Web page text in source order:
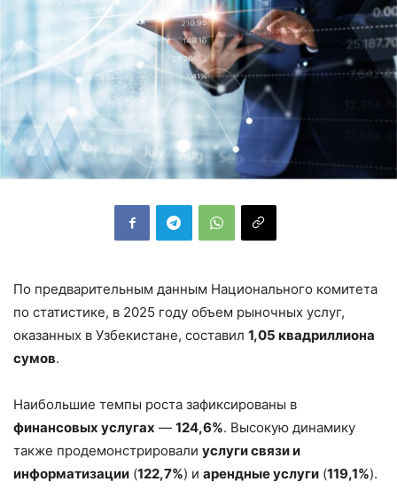
По предварительным данным Национального комитета
по статистике, в 2025 году объем рыночных услуг,
оказанных в Узбекистане, составил 1,05 квадриллиона
сумов.
Наибольшие темпы роста зафиксированы в
финансовых услугах — 124,6%. Высокую динамику
также продемонстрировали услуги связи и
информатизации (122,7%) и арендные услуги (119,1%).